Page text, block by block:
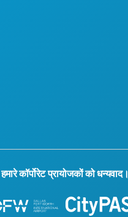
हमारे कॉर्पोरेट प्रायोजकों को धन्यवाद।